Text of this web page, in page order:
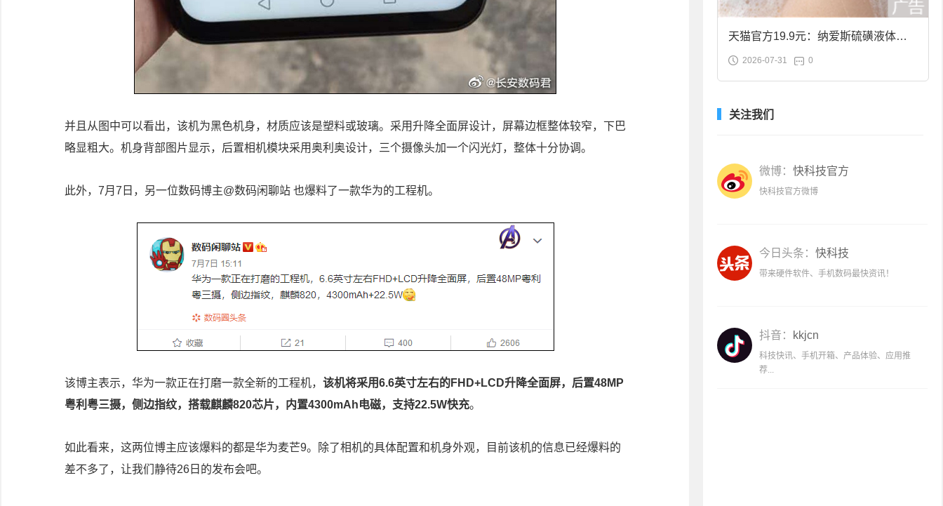
并且从图中可以看出，该机为黑色机身，材质应该是塑料或玻璃。采用升降全面屏设计，屏幕边框整体较窄，下巴
略显粗大。机身背部图片显示，后置相机模块采用奥利奥设计，三个摄像头加一个闪光灯，整体十分协调。
此外，7月7日，另一位数码博主@数码闲聊站 也爆料了一款华为的工程机。
该博主表示，华为一款正在打磨一款全新的工程机， 该机将采用6.6英寸左右的FHD+LCD升降全面屏，后置48MP
粤利粤三摄，侧边指纹，搭载麒麟820芯片，内置4300mAh电磁，支持22.5W快充。
如此看来，这两位博主应该爆料的都是华为麦芒9。除了相机的具体配置和机身外观，目前该机的信息已经爆料的
差不多了，让我们静待26日的发布会吧。
天猫官方19.9元：纳爱斯硫磺液体香
皂2斤大促
2026-07-31 0
关注我们
微博： 快科技官方
快科技官方微博
今日头条： 快科技
带来硬件软件、手机数码最快资讯！
抖音： kkjcn
科技快讯、手机开箱、产品体验、应用推
荐...